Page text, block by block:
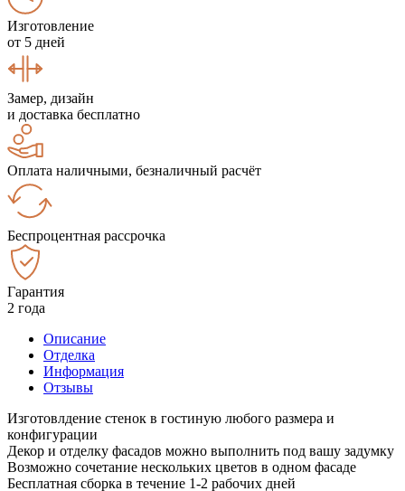
Изготовление
от 5 дней
Замер, дизайн
и доставка бесплатно
Оплата наличными, безналичный расчёт
Беспроцентная рассрочка
Гарантия
2 года
Описание
Отделка
Информация
Отзывы
Изготовлдение стенок в гостиную любого размера и
конфигурации
Декор и отделку фасадов можно выполнить под вашу задумку
Возможно сочетание нескольких цветов в одном фасаде
Бесплатная сборка в течение 1-2 рабочих дней